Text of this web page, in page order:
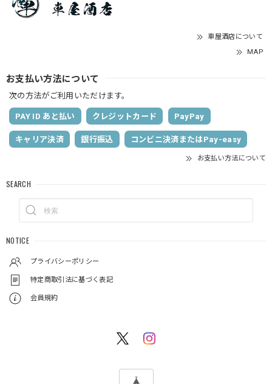
車屋酒店について
MAP
お支払い方法について
次の方法がご利用いただけます。
PAY ID あと払い クレジットカード PayPay
キャリア決済 銀行振込 コンビニ決済またはPay-easy
お支払い方法について
SEARCH
NOTICE
プライバシーポリシー
特定商取引法に基づく表記
会員規約